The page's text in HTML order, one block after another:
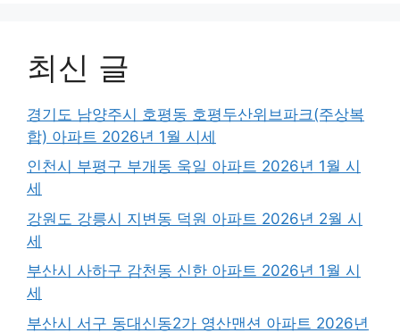
최신 글
경기도 남양주시 호평동 호평두산위브파크(주상복
합) 아파트 2026년 1월 시세
인천시 부평구 부개동 욱일 아파트 2026년 1월 시
세
강원도 강릉시 지변동 덕원 아파트 2026년 2월 시
세
부산시 사하구 감천동 신한 아파트 2026년 1월 시
세
부산시 서구 동대신동2가 영산맨션 아파트 2026년